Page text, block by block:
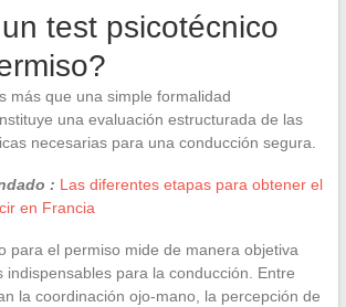
test psicotécnico
más que una simple formalidad
una evaluación estructurada de las
necesarias para una conducción segura.
: Las diferentes etapas para obtener el
en Francia
para el permiso mide de manera objetiva
indispensables para la conducción. Entre
la coordinación ojo-mano, la percepción de